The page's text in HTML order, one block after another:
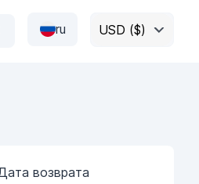
ru USD ($)
возврата